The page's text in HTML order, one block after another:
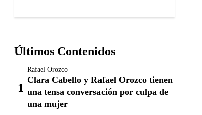
Últimos Contenidos
Rafael Orozco
Clara Cabello y Rafael Orozco tienen
una tensa conversación por culpa de
una mujer